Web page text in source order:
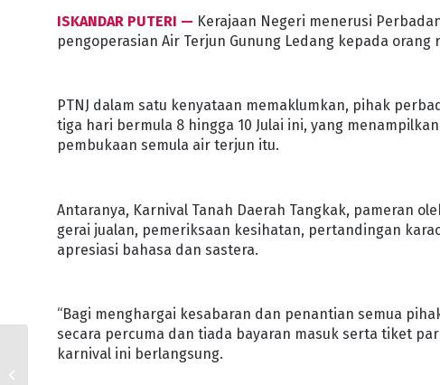
ISKANDAR PUTERI — Kerajaan Negeri menerusi
pengoperasian Air Terjun Gunung Ledang kepada orang
PTNJ dalam satu kenyataan memaklumkan, pihak
tiga hari bermula 8 hingga 10 Julai ini, yang
pembukaan semula air terjun itu.
Antaranya, Karnival Tanah Daerah Tangkak, pameran
gerai jualan, pemeriksaan kesihatan, pertandingan
apresiasi bahasa dan sastera.
“Bagi menghargai kesabaran dan penantian semua
secara percuma dan tiada bayaran masuk serta tiket
karnival ini berlangsung.
KERAJAAN NEGERI